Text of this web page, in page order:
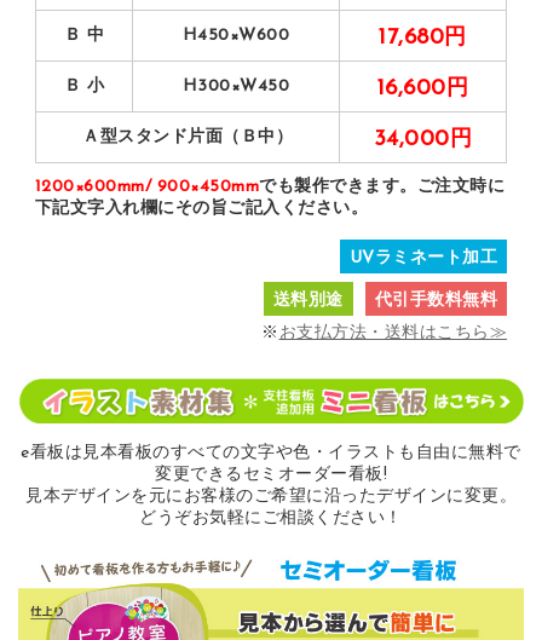
Ｂ 中 H450×W600 17,680円
Ｂ 小 H300×W450 16,600円
Ａ型スタンド片面（Ｂ中） 34,000円
1200×600mm/ 900×450mmでも製作できます。ご注文時に
下記文字入れ欄にその旨ご記入ください。
UVラミネート加工
送料別途
代引手数料無料
※ お支払方法・送料はこちら≫
e看板は見本看板のすべての文字や色・イラストも自由に無料で
変更できるセミオーダー看板!
見本デザインを元にお客様のご希望に沿ったデザインに変更。
どうぞお気軽にご相談ください！